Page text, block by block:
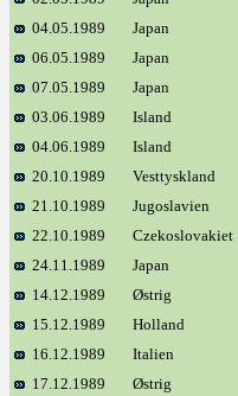
04.05.1989
Japan
06.05.1989
Japan
07.05.1989
Japan
03.06.1989
Island
04.06.1989
Island
20.10.1989
Vesttyskland
21.10.1989
Jugoslavien
22.10.1989
Czekoslovakiet
24.11.1989
Japan
14.12.1989
Østrig
15.12.1989
Holland
16.12.1989
Italien
17.12.1989
Østrig